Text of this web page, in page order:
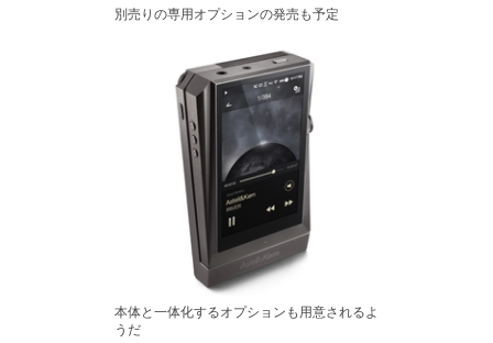
別売りの専用オプションの発売も予定
本体と一体化するオプションも用意されるよ
うだ